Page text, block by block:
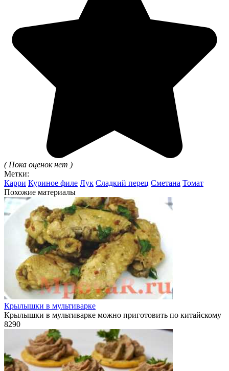
( Пока оценок нет )
Метки:
Карри Куриное филе Лук Сладкий перец Сметана Томат
Похожие материалы
Крылышки в мультиварке
Крылышки в мультиварке можно приготовить по китайскому
8290